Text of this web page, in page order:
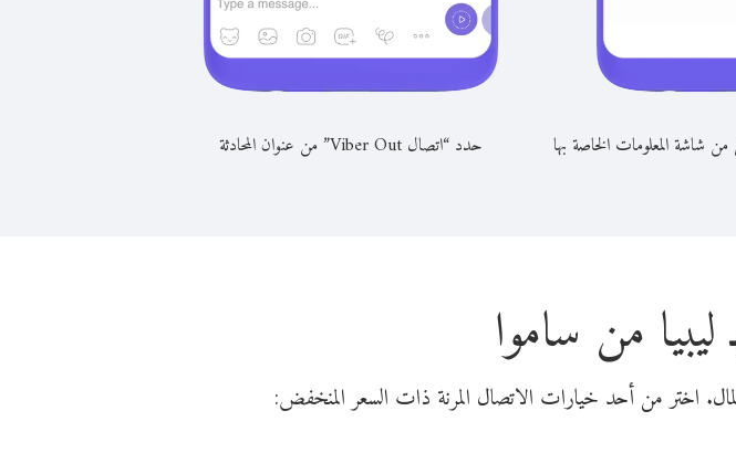
شاشة المعلومات الخاصة بها حدد “اتصال Viber Out” من عنوان المحادثة
من ساموا